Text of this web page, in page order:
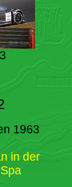
1963
in der